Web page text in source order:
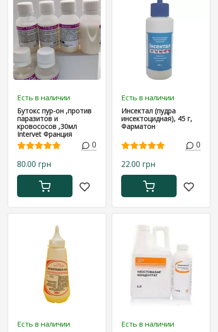
Есть в наличии
Бутокс пур-он ,против
паразитов и
кровососов ,30мл
Intervet Франция
0
80.00 грн
Есть в наличии
Инсектал (пудра
инсектоцидная), 45 г,
Фарматон
0
22.00 грн
Есть в наличии Есть в наличии